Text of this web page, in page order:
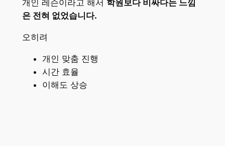
개인 레슨이라고 해서 학원보다 비싸다는 느낌
은 전혀 없었습니다.
오히려
개인 맞춤 진행
시간 효율
이해도 상승